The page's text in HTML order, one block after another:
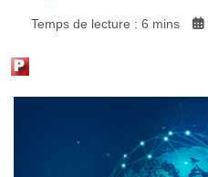
Temps de lecture : 6 mins